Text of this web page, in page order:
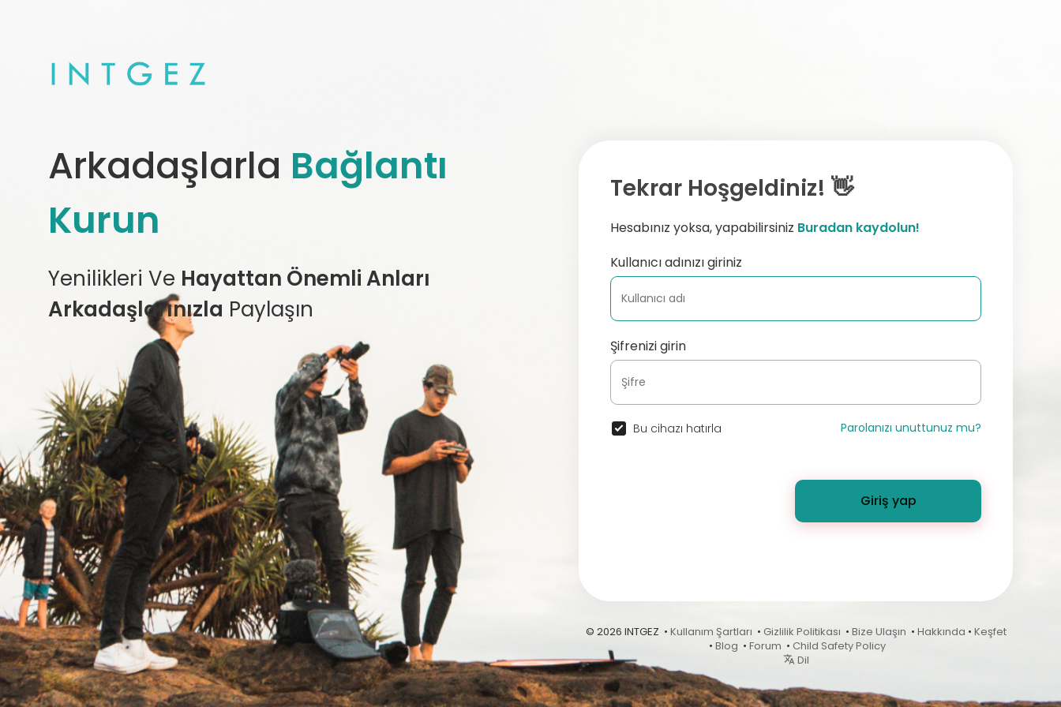
Arkadaşlarla Bağlantı
Kurun
Yenilikleri Ve Hayattan Önemli Anları
Arkadaşlarınızla Paylaşın
Tekrar Hoşgeldiniz! 👋
Hesabınız yoksa, yapabilirsiniz Buradan kaydolun!
Kullanıcı adınızı giriniz
Şifrenizi girin
Bu cihazı hatırla Parolanızı unuttunuz mu?
Giriş yap
© 2026 INTGEZ • Kullanım Şartları • Gizlilik Politikası • Bize Ulaşın • Hakkında • Keşfet
• Blog • Forum • Child Safety Policy
Dil